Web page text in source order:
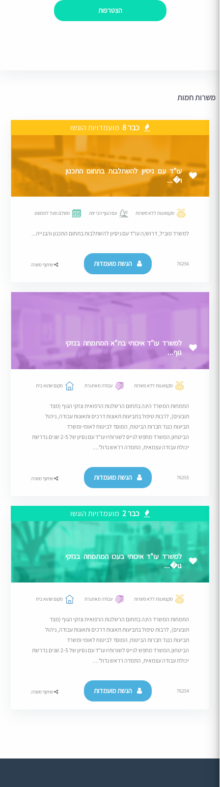
הצטרפות
משרות חמות
כבר 8 מועמדויות הוגשו
עו"ד עם ניסיון להשתלבות בתחום התכנון
ו�...
מקצוענות ללא פשרות עם הנוף הכי יפה משלם מעל לממוצע
למשרד מוביל, דרוש/ה עו"ד עם ניסיון להשתלבות בתחום התכנון והבנייה...
76256 הגשת מועמדות שיתוף משרה
למשרד עו"ד איכותי בת"א המתמחה בנזקי
גוף...
מקצוענות ללא פשרות עבודה מאתגרת מקום שהוא בית
התמחות המשרד הינה בתחום הרשלנות הרפואית ונזקי הגוף (מצד
תובעים), לרבות טיפול בתביעות תאונות דרכים ותאונות עבודה, ניהול
תביעות כנגד חברות הביטוח, המוסד לביטוח לאומי ומשרד
הביטחון.המשרד מחפש לגייס לשורותיו עו"ד עם נסיון של 2-5 שנים.נדרשת
יכולת עבודה עצמאית, התמדה ו'ראש גדול'....
76255 הגשת מועמדות שיתוף משרה
כבר 2 מועמדויות הוגשו
למשרד עו"ד איכותי בעכו המתמחה בנזקי
גו�...
מקצוענות ללא פשרות עבודה מאתגרת מקום שהוא בית
התמחות המשרד הינה בתחום הרשלנות הרפואית ונזקי הגוף (מצד
תובעים), לרבות טיפול בתביעות תאונות דרכים ותאונות עבודה, ניהול
תביעות כנגד חברות הביטוח, המוסד לביטוח לאומי ומשרד
הביטחון.המשרד מחפש לגייס לשורותיו עו"ד עם נסיון של 2-5 שנים.נדרשת
יכולת עבודה עצמאית, התמדה ו'ראש גדול'....
76254 הגשת מועמדות שיתוף משרה